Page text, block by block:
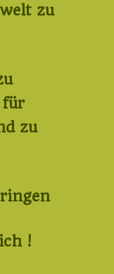
zu
für
zu
!